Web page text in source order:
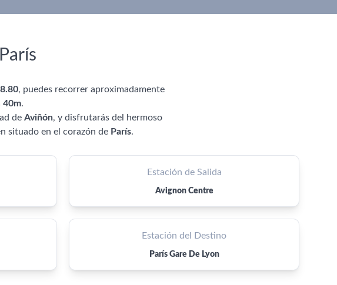
, puedes recorrer aproximadamente
40m.
de Aviñón, y disfrutarás del hermoso
situado en el corazón de París.
Estación de Salida
Avignon Centre
Estación del Destino
París Gare De Lyon